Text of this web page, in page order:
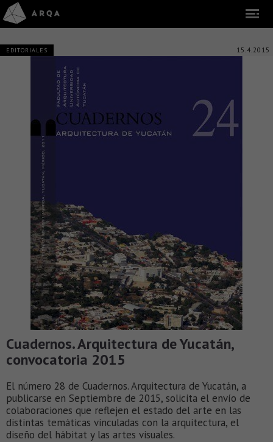
EDITORIALES 15.4.2015
Cuadernos. Arquitectura de Yucatán,
convocatoria 2015
El número 28 de Cuadernos. Arquitectura de Yucatán, a
publicarse en Septiembre de 2015, solicita el envío de
colaboraciones que reflejen el estado del arte en las
distintas temáticas vinculadas con la arquitectura, el
diseño del hábitat y las artes visuales.